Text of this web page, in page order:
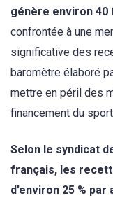
génère environ 40
confrontée à une
significative des
baromètre élaboré
mettre en péril des
financement du
Selon le syndicat
français, les
d’environ 25 %